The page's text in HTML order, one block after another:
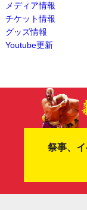
メディア情報
チケット情報
グッズ情報
Youtube更新
祭事、